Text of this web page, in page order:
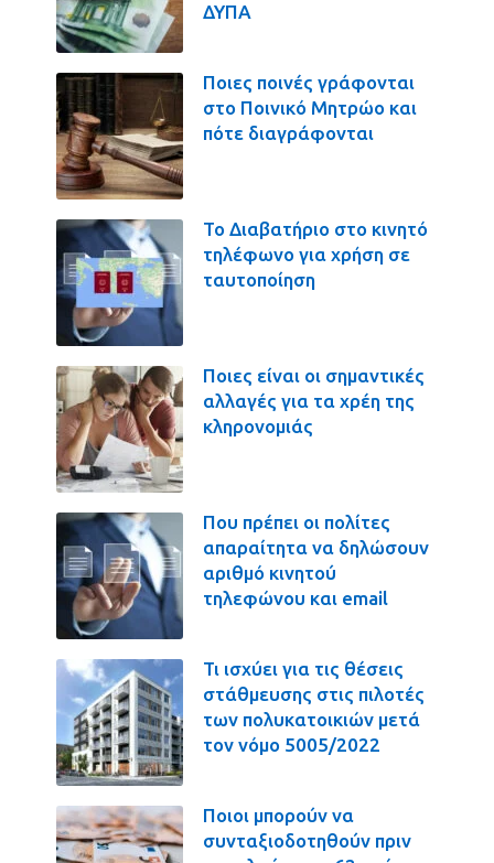
ΔΥΠΑ
Ποιες ποινές γράφονται
στο Ποινικό Μητρώο και
πότε διαγράφονται
Το Διαβατήριο στο κινητό
τηλέφωνο για χρήση σε
ταυτοποίηση
Ποιες είναι οι σημαντικές
αλλαγές για τα χρέη της
κληρονομιάς
Που πρέπει οι πολίτες
απαραίτητα να δηλώσουν
αριθμό κινητού
τηλεφώνου και email
Τι ισχύει για τις θέσεις
στάθμευσης στις πιλοτές
των πολυκατοικιών μετά
τον νόμο 5005/2022
Ποιοι μπορούν να
συνταξιοδοτηθούν πριν